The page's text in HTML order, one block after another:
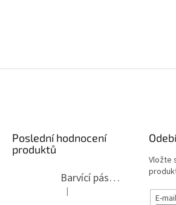
Poslední hodnocení
produktů
Barvící páska pro psací stroje DIN 1, DIN 13/10, LAND, PA červenočerná
Hodnocení produktu je 5 z 5
|
Vložte
E-mail